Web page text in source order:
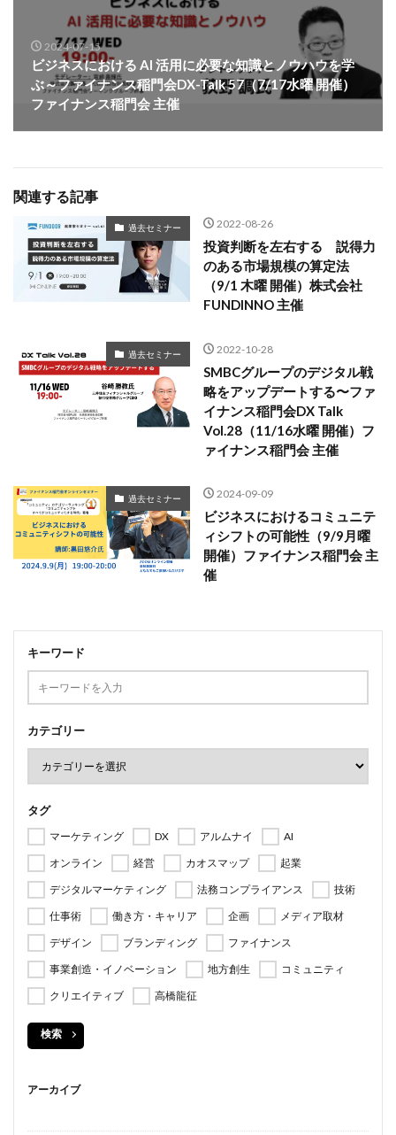
2024-07-15
ビジネスにおける AI 活用に必要な知識とノウハウを学
ぶ～ファイナンス稲門会DX-Talk 57（7/17水曜 開催）
ファイナンス稲門会 主催
関連する記事
過去セミナー 2022-08-26
投資判断を左右する 説得力
のある市場規模の算定法
（9/1 木曜 開催）株式会社
FUNDINNO 主催
過去セミナー 2022-10-28
SMBCグループのデジタル戦
略をアップデートする〜ファ
イナンス稲門会DX Talk
Vol.28（11/16水曜 開催）フ
ァイナンス稲門会 主催
過去セミナー 2024-09-09
ビジネスにおけるコミュニテ
ィシフトの可能性（9/9月曜
開催）ファイナンス稲門会 主
催
キーワード
カテゴリー
タグ
マーケティング DX アルムナイ
AI
オンライン
経営 カオスマップ
起業
デジタルマーケティング
法務コンプライアンス
技術
仕事術
働き方・キャリア 企画
メディア取材
デザイン
ブランディング
ファイナンス
事業創造・イノベーション
地方創生
コミュニティ
クリエイティブ
高橋龍征
検索
アーカイブ